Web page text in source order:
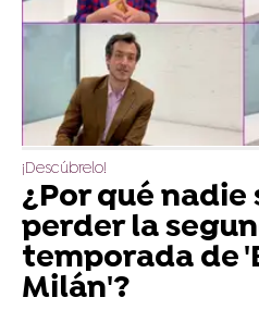
¡Descúbrelo!
¿Por qué nadie
perder la
temporada de
Milán'?